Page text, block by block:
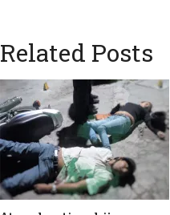
Related Posts